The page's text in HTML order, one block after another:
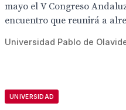
mayo el V Congreso
encuentro que reunirá a
Universidad Pablo de
UNIVERSIDAD